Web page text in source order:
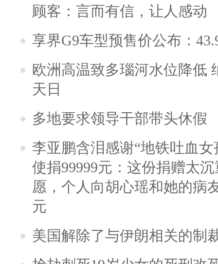
顾客：言而有信，让人感动
享界G9车型预售价公布：
欧洲高温致多瑙河水位降低
天日
多地要求领导干部带头休假
李亚鹏含泪感谢“地铁吐血
使捐99999元：这份捐赠太
愿，个人向胡心瑶和她的病
元
美国解除了与伊朗相关的制